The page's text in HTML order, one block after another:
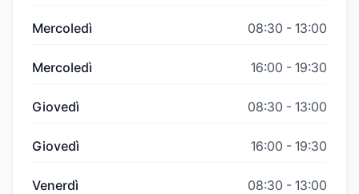
Mercoledì 08:30 - 13:00
Mercoledì 16:00 - 19:30
Giovedì 08:30 - 13:00
Giovedì 16:00 - 19:30
Venerdì 08:30 - 13:00